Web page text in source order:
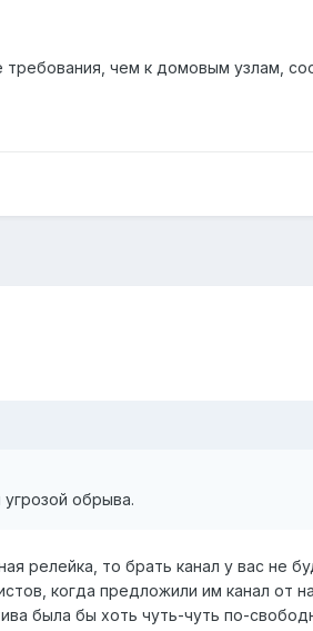
чем к домовым узлам,
обрыва.
релейка, то брать канал у вас не
когда предложили им канал от
была бы хоть чуть-чуть по-